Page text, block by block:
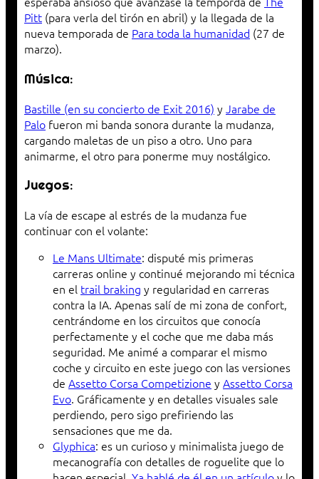
Pitt (para verla del tirón en abril) y la llegada de la
nueva temporada de Para toda la humanidad (27 de
marzo).
Música:
Bastille (en su concierto de Exit 2016) y Jarabe de
Palo fueron mi banda sonora durante la mudanza,
cargando maletas de un piso a otro. Uno para
animarme, el otro para ponerme muy nostálgico.
Juegos:
La vía de escape al estrés de la mudanza fue
continuar con el volante:
Le Mans Ultimate: disputé mis primeras
carreras online y continué mejorando mi técnica
en el trail braking y regularidad en carreras
contra la IA. Apenas salí de mi zona de confort,
centrándome en los circuitos que conocía
perfectamente y el coche que me daba más
seguridad. Me animé a comparar el mismo
coche y circuito en este juego con las versiones
de Assetto Corsa Competizione y Assetto Corsa
Evo. Gráficamente y en detalles visuales sale
perdiendo, pero sigo prefiriendo las
sensaciones que me da.
Glyphica: es un curioso y minimalista juego de
mecanografía con detalles de roguelite que lo